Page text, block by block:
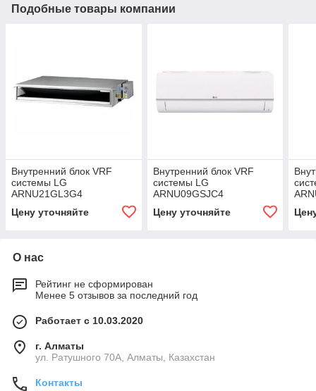
Подобные товары компании
Внутренний блок VRF
системы LG
ARNU21GL3G4
Цену уточняйте
Внутренний блок VRF
системы LG
ARNU09GSJC4
Цену уточняйте
О нас
Рейтинг не сформирован
Менее 5 отзывов за последний год
Работает с 10.03.2020
г. Алматы
ул. Ратушного 70А, Алматы, Казахстан
Контакты